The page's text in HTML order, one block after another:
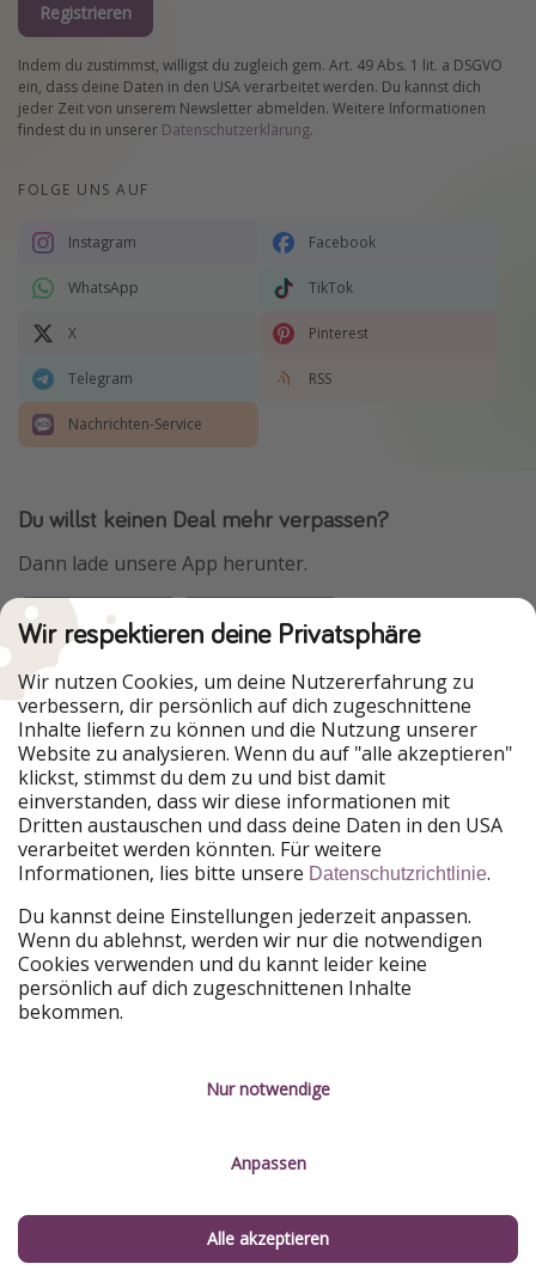
Registrieren
Indem du zustimmst, willigst du zugleich gem. Art. 49 Abs. 1 lit. a DSGVO
ein, dass deine Daten in den USA verarbeitet werden. Du kannst dich
jeder Zeit von unserem Newsletter abmelden. Weitere Informationen
findest du in unserer Datenschutzerklärung.
FOLGE UNS AUF
Instagram Facebook
WhatsApp TikTok
X Pinterest
Telegram RSS
Nachrichten-Service
Du willst keinen Deal mehr verpassen?
Dann lade unsere App herunter.
Urlaubspiraten ist Teil der HolidayPirates Group
Unsere Märkte
PiratinViaggio
HolidayPirates
VakantiePiraten
WakacyjniPiraci
VoyagesPirates
Ferienpiraten
Urlaubspiraten
ViajerosPiratas
TravelPirates
HolidayPirates Group
Lerne uns kennen
Über uns
Nachhaltigkeit
Rechtliches
Kontakt
Service-Kontrolle
Wir respektieren deine Privatsphäre
Wir nutzen Cookies, um deine Nutzererfahrung zu
verbessern, dir persönlich auf dich zugeschnittene
Inhalte liefern zu können und die Nutzung unserer
Website zu analysieren. Wenn du auf "alle akzeptieren"
klickst, stimmst du dem zu und bist damit
einverstanden, dass wir diese informationen mit
Dritten austauschen und dass deine Daten in den USA
verarbeitet werden könnten. Für weitere
Informationen, lies bitte unsere Datenschutzrichtlinie.
Du kannst deine Einstellungen jederzeit anpassen.
Wenn du ablehnst, werden wir nur die notwendigen
Cookies verwenden und du kannt leider keine
persönlich auf dich zugeschnittenen Inhalte
bekommen.
Nur notwendige
Anpassen
Alle akzeptieren